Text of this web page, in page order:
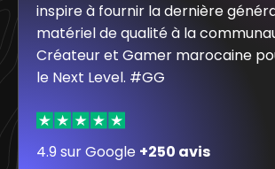
inspire à fournir la dernière
matériel de qualité à la
Créateur et Gamer marocaine
le Next Level. #GG
4.9 sur Google +250 avis